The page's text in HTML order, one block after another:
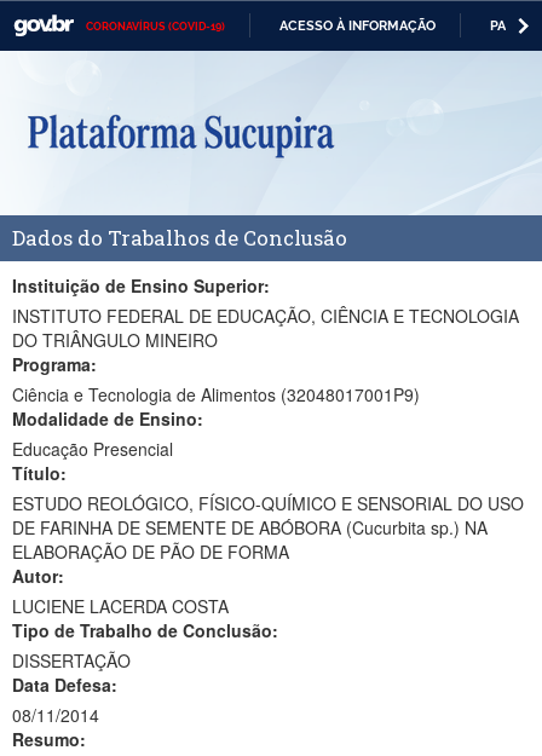
CORONAVÍRUS (COVID-19) ACESSO À INFORMAÇÃO
Casa Civil
Ministério da Defesa
Ministério da Economia
Ministério da Infraestrutura
Ministério da Agricultura, Pecuária e Abastecimento
Ministério da Educação
Ministério da Cidadania
Ministério da Saúde
Ministério de Minas e Energia
Ministério da Ciência, Tecnologia, Inovações e Comunicações
Ministério do Turismo
Ministério do Desenvolvimento Regional
Dados do Trabalhos de Conclusão
Instituição de Ensino Superior:
INSTITUTO FEDERAL DE EDUCAÇÃO, CIÊNCIA E TECNOLOGIA
DO TRIÂNGULO MINEIRO
Programa:
Ciência e Tecnologia de Alimentos (32048017001P9)
Modalidade de Ensino:
Educação Presencial
Título:
ESTUDO REOLÓGICO, FÍSICO-QUÍMICO E SENSORIAL DO USO
DE FARINHA DE SEMENTE DE ABÓBORA (Cucurbita sp.) NA
ELABORAÇÃO DE PÃO DE FORMA
Autor:
LUCIENE LACERDA COSTA
Tipo de Trabalho de Conclusão:
DISSERTAÇÃO
Data Defesa:
08/11/2014
Resumo: